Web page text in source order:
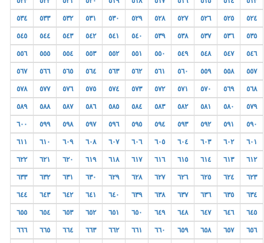
٥٢٤ ٥٢٥ ٥٢٦ ٥٢٧ ٥٢٨ ٥٢٩ ٥٣٠ ٥٣١ ٥٣٢ ٥٣٣ ٥٣٤
٥٣٥ ٥٣٦ ٥٣٧ ٥٣٨ ٥٣٩ ٥٤٠ ٥٤١ ٥٤٢ ٥٤٣ ٥٤٤ ٥٤٥
٥٤٦ ٥٤٧ ٥٤٨ ٥٤٩ ٥٥٠ ٥٥١ ٥٥٢ ٥٥٣ ٥٥٤ ٥٥٥ ٥٥٦
٥٥٧ ٥٥٨ ٥٥٩ ٥٦٠ ٥٦١ ٥٦٢ ٥٦٣ ٥٦٤ ٥٦٥ ٥٦٦ ٥٦٧
٥٦٨ ٥٦٩ ٥٧٠ ٥٧١ ٥٧٢ ٥٧٣ ٥٧٤ ٥٧٥ ٥٧٦ ٥٧٧ ٥٧٨
٥٧٩ ٥٨٠ ٥٨١ ٥٨٢ ٥٨٣ ٥٨٤ ٥٨٥ ٥٨٦ ٥٨٧ ٥٨٨ ٥٨٩
٥٩٠ ٥٩١ ٥٩٢ ٥٩٣ ٥٩٤ ٥٩٥ ٥٩٦ ٥٩٧ ٥٩٨ ٥٩٩ ٦٠٠
٦٠١ ٦٠٢ ٦٠٣ ٦٠٤ ٦٠٥ ٦٠٦ ٦٠٧ ٦٠٨ ٦٠٩ ٦١٠ ٦١١
٦١٢ ٦١٣ ٦١٤ ٦١٥ ٦١٦ ٦١٧ ٦١٨ ٦١٩ ٦٢٠ ٦٢١ ٦٢٢
٦٢٣ ٦٢٤ ٦٢٥ ٦٢٦ ٦٢٧ ٦٢٨ ٦٢٩ ٦٣٠ ٦٣١ ٦٣٢ ٦٣٣
٦٣٤ ٦٣٥ ٦٣٦ ٦٣٧ ٦٣٨ ٦٣٩ ٦٤٠ ٦٤١ ٦٤٢ ٦٤٣ ٦٤٤
٦٤٥ ٦٤٦ ٦٤٧ ٦٤٨ ٦٤٩ ٦٥٠ ٦٥١ ٦٥٢ ٦٥٣ ٦٥٤ ٦٥٥
٦٥٦ ٦٥٧ ٦٥٨ ٦٥٩ ٦٦٠ ٦٦١ ٦٦٢ ٦٦٣ ٦٦٤ ٦٦٥ ٦٦٦